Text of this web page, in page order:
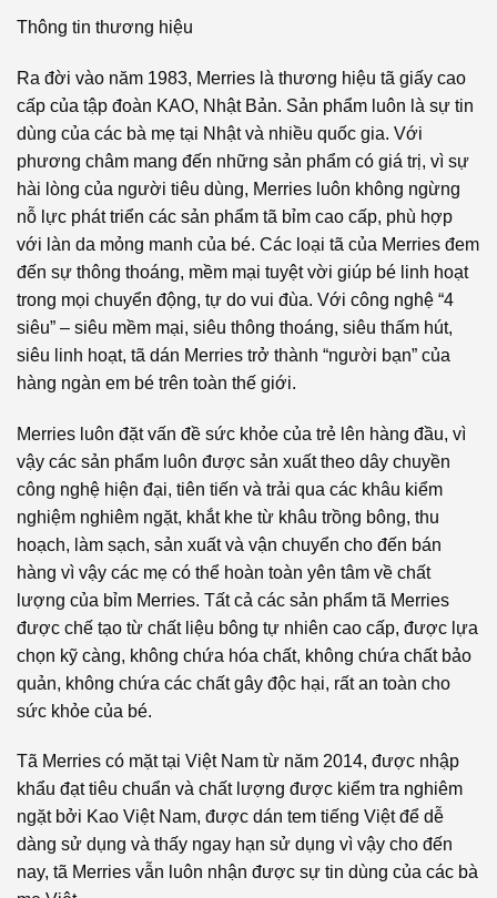
Thông tin thương hiệu
Ra đời vào năm 1983, Merries là thương hiệu tã giấy cao
cấp của tập đoàn KAO, Nhật Bản. Sản phẩm luôn là sự tin
dùng của các bà mẹ tại Nhật và nhiều quốc gia. Với
phương châm mang đến những sản phẩm có giá trị, vì sự
hài lòng của người tiêu dùng, Merries luôn không ngừng
nỗ lực phát triển các sản phẩm tã bỉm cao cấp, phù hợp
với làn da mỏng manh của bé. Các loại tã của Merries đem
đến sự thông thoáng, mềm mại tuyệt vời giúp bé linh hoạt
trong mọi chuyển động, tự do vui đùa. Với công nghệ “4
siêu” – siêu mềm mại, siêu thông thoáng, siêu thấm hút,
siêu linh hoạt, tã dán Merries trở thành “người bạn” của
hàng ngàn em bé trên toàn thế giới.
Merries luôn đặt vấn đề sức khỏe của trẻ lên hàng đầu, vì
vậy các sản phẩm luôn được sản xuất theo dây chuyền
công nghệ hiện đại, tiên tiến và trải qua các khâu kiểm
nghiệm nghiêm ngặt, khắt khe từ khâu trồng bông, thu
hoạch, làm sạch, sản xuất và vận chuyển cho đến bán
hàng vì vậy các mẹ có thể hoàn toàn yên tâm về chất
lượng của bỉm Merries. Tất cả các sản phẩm tã Merries
được chế tạo từ chất liệu bông tự nhiên cao cấp, được lựa
chọn kỹ càng, không chứa hóa chất, không chứa chất bảo
quản, không chứa các chất gây độc hại, rất an toàn cho
sức khỏe của bé.
Tã Merries có mặt tại Việt Nam từ năm 2014, được nhập
khẩu đạt tiêu chuẩn và chất lượng được kiểm tra nghiêm
ngặt bởi Kao Việt Nam, được dán tem tiếng Việt để dễ
dàng sử dụng và thấy ngay hạn sử dụng vì vậy cho đến
nay, tã Merries vẫn luôn nhận được sự tin dùng của các bà